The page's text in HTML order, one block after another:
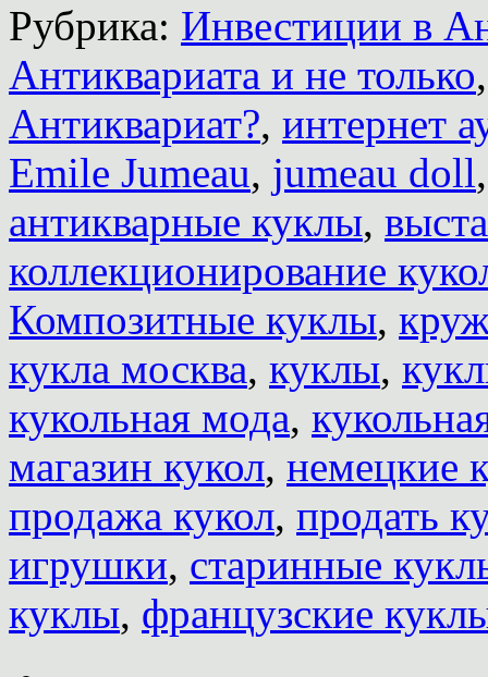
Рубрика: Инвестиции в
Антиквариата и не только
Антиквариат?, интернет
Emile Jumeau, jumeau doll
антикварные куклы,
коллекционирование
Композитные куклы,
кукла москва, куклы,
кукольная мода,
магазин кукол, немецкие
продажа кукол, продать
игрушки, старинные
куклы, французские